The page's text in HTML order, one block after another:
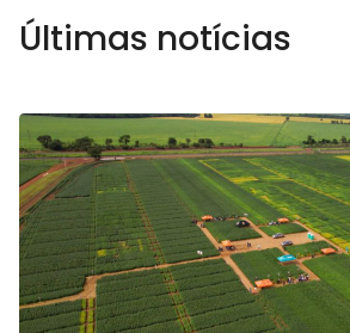
Últimas notícias